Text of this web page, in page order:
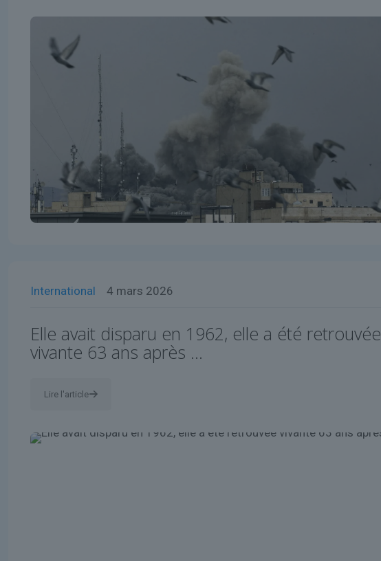
International 4 mars 2026
Elle avait disparu en 1962, elle a été retrouvée
vivante 63 ans après …
Lire l'article